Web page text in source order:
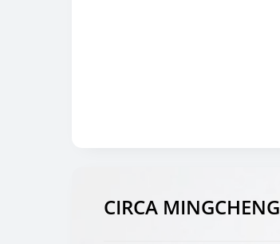
CIRCA MINGCHENG